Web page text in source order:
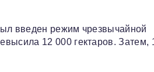
введен режим чрезвычайной
12 000 гектаров. Затем,